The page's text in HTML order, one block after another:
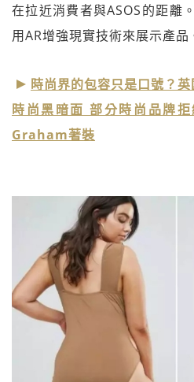
在拉近消費者與ASOS的距離
用AR增強現實技術來展示產品
時尚界的包容只是口號？
時尚黑暗面 部分時尚品牌
Graham著裝